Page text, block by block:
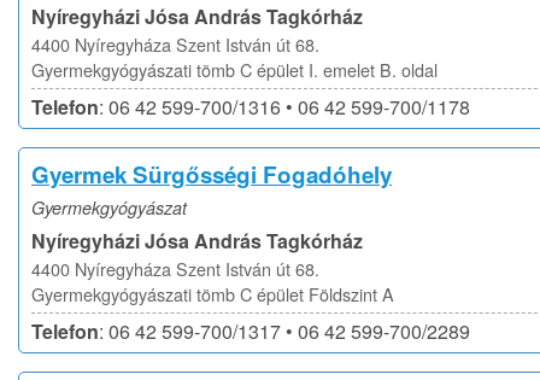
Nyíregyházi Jósa András Tagkórház
4400 Nyíregyháza Szent István út 68.
Gyermekgyógyászati tömb C épület I. emelet B. oldal
Telefon: 06 42 599-700/1316 • 06 42 599-700/1178
Gyermek Sürgősségi Fogadóhely
Gyermekgyógyászat
Nyíregyházi Jósa András Tagkórház
4400 Nyíregyháza Szent István út 68.
Gyermekgyógyászati tömb C épület Földszint A
Telefon: 06 42 599-700/1317 • 06 42 599-700/2289